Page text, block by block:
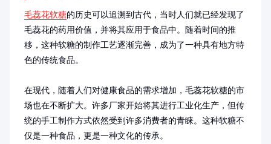
毛蕊花软糖的历史可以追溯到古代，当时人们就已经发现了
毛蕊花的药用价值，并将其应用于食品中。随着时间的推
移，这种软糖的制作工艺逐渐完善，成为了一种具有地方特
色的传统食品。
在现代，随着人们对健康食品的需求增加，毛蕊花软糖的市
场也在不断扩大。许多厂家开始将其进行工业化生产，但传
统的手工制作方式依然受到许多消费者的青睐。这种软糖不
仅是一种食品，更是一种文化的传承。